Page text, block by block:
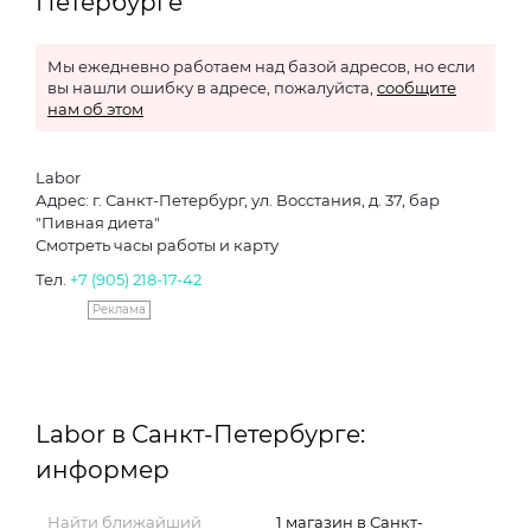
Мы ежедневно работаем над базой адресов, но если
вы нашли ошибку в адресе, пожалуйста, сообщите
нам об этом
Labor
Адрес: г. Санкт-Петербург, ул. Восстания, д. 37, бар
"Пивная диета"
Смотреть часы работы и карту
Тел. +7 (905) 218-17-42
Реклама
Labor в Санкт-Петербурге:
информер
Найти ближайший
1 магазин в Санкт-